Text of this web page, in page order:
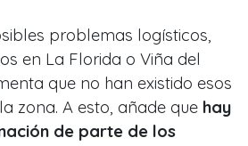
problemas logísticos,
en La Florida o Viña del
que no han existido esos
zona. A esto, añade que hay
de parte de los